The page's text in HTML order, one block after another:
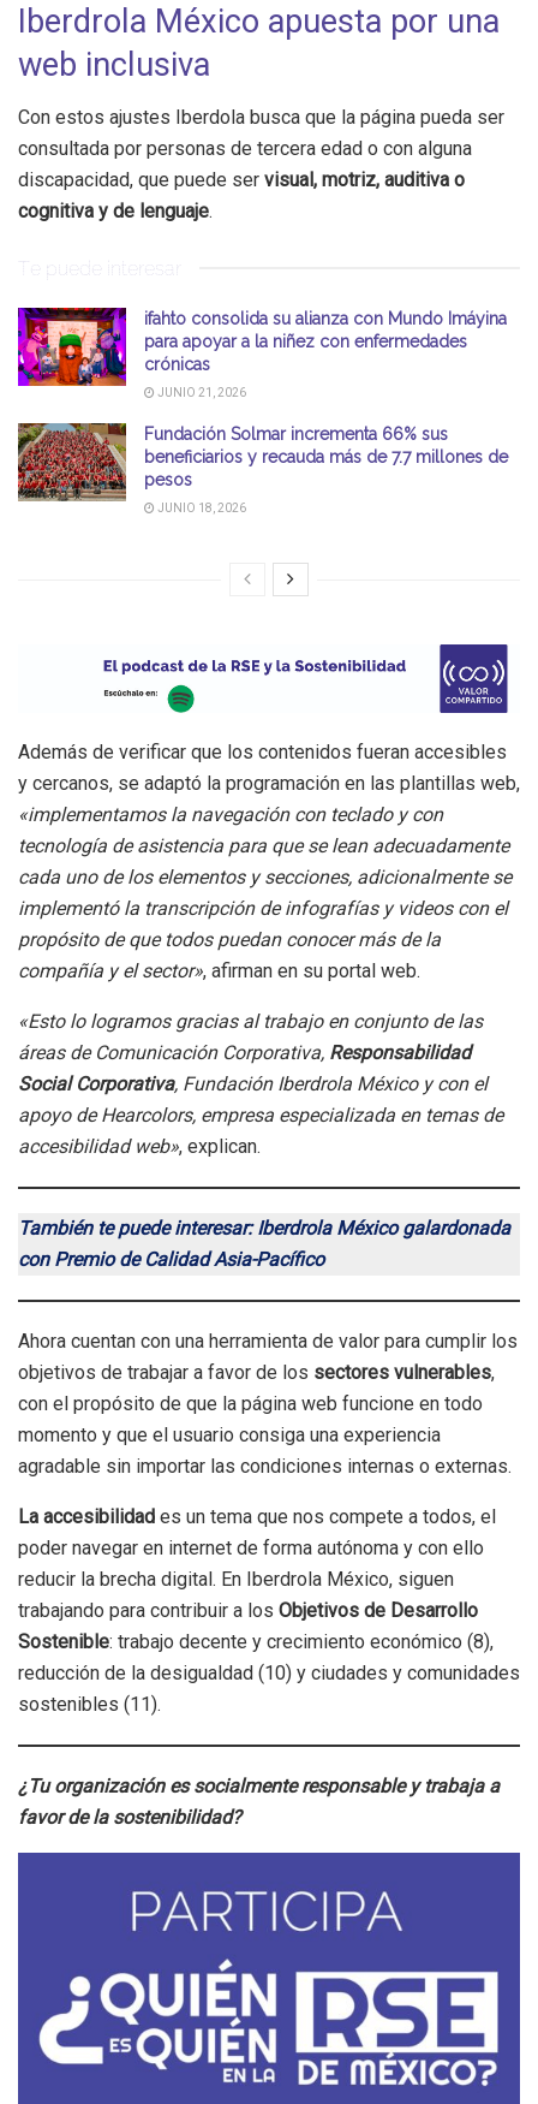
Iberdrola México apuesta por una
web inclusiva
Con estos ajustes Iberdola busca que la página pueda ser
consultada por personas de tercera edad o con alguna
discapacidad, que puede ser visual, motriz, auditiva o
cognitiva y de lenguaje.
Te puede interesar
ifahto consolida su alianza con Mundo Imáyina
para apoyar a la niñez con enfermedades
crónicas
JUNIO 21, 2026
Fundación Solmar incrementa 66% sus
beneficiarios y recauda más de 7.7 millones de
pesos
JUNIO 18, 2026
Además de verificar que los contenidos fueran accesibles
y cercanos, se adaptó la programación en las plantillas web,
«implementamos la navegación con teclado y con
tecnología de asistencia para que se lean adecuadamente
cada uno de los elementos y secciones, adicionalmente se
implementó la transcripción de infografías y videos con el
propósito de que todos puedan conocer más de la
compañía y el sector», afirman en su portal web.
«Esto lo logramos gracias al trabajo en conjunto de las
áreas de Comunicación Corporativa, Responsabilidad
Social Corporativa, Fundación Iberdrola México y con el
apoyo de Hearcolors, empresa especializada en temas de
accesibilidad web», explican.
También te puede interesar: Iberdrola México galardonada
con Premio de Calidad Asia-Pacífico
Ahora cuentan con una herramienta de valor para cumplir los
objetivos de trabajar a favor de los sectores vulnerables,
con el propósito de que la página web funcione en todo
momento y que el usuario consiga una experiencia
agradable sin importar las condiciones internas o externas.
La accesibilidad es un tema que nos compete a todos, el
poder navegar en internet de forma autónoma y con ello
reducir la brecha digital. En Iberdrola México, siguen
trabajando para contribuir a los Objetivos de Desarrollo
Sostenible: trabajo decente y crecimiento económico (8),
reducción de la desigualdad (10) y ciudades y comunidades
sostenibles (11).
¿Tu organización es socialmente responsable y trabaja a
favor de la sostenibilidad?